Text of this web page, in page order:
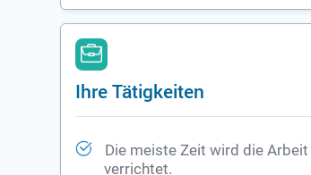
Ihre Tätigkeiten
Die meiste Zeit wird die
verrichtet.